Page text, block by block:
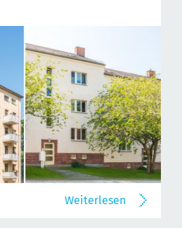
Weiterlesen